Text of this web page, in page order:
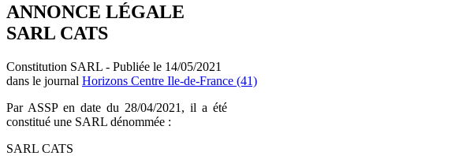
ANNONCE LÉGALE
SARL CATS
Constitution SARL - Publiée le 14/05/2021
dans le journal Horizons Centre Ile-de-France (41)
Par ASSP en date du 28/04/2021, il a été
constitué une SARL dénommée :
SARL CATS